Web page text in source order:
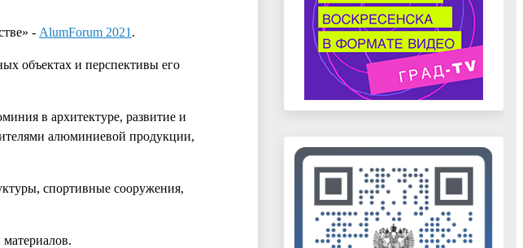
- AlumForum 2021 .
объектах и перспективы его
в архитектуре, развитие и
алюминиевой продукции,
спортивные сооружения,